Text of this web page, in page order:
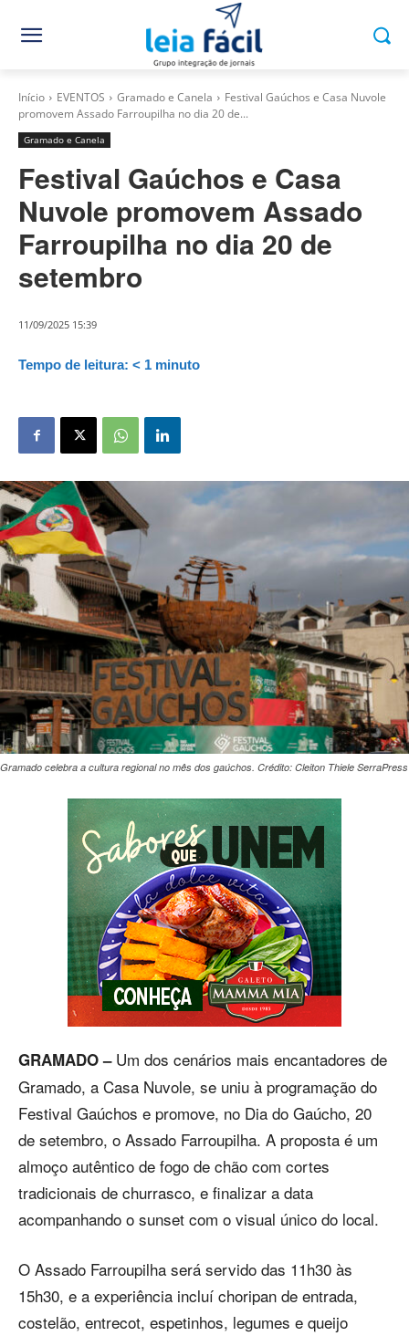
Início EVENTOS Gramado e Canela
Festival Gaúchos e Casa Nuvole
promovem Assado Farroupilha no dia 20 de...
Gramado e Canela
Festival Gaúchos e Casa
Nuvole promovem Assado
Farroupilha no dia 20 de
setembro
11/09/2025 15:39
Tempo de leitura: < 1 minuto
Gramado celebra a cultura regional no mês dos gaúchos. Crédito: Cleiton Thiele SerraPress
GRAMADO –Um dos cenários mais encantadores de
Gramado, a Casa Nuvole, se uniu à programação do
Festival Gaúchos e promove, no Dia do Gaúcho, 20
de setembro, o Assado Farroupilha. A proposta é um
almoço autêntico de fogo de chão com cortes
tradicionais de churrasco, e finalizar a data
acompanhando o sunset com o visual único do local.
O Assado Farroupilha será servido das 11h30 às
15h30, e a experiência incluí choripan de entrada,
costelão, entrecot, espetinhos, legumes e queijo